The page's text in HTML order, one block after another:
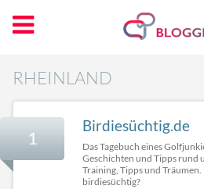
RHEINLAND
1
Birdiesüchtig.de
Das Tagebuch eines
Geschichten und Tipps rund
Training, Tipps und Träumen.
birdiesüchtig?